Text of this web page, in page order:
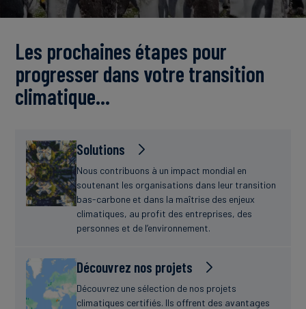
Les prochaines étapes pour
progresser dans votre transition
climatique…
Solutions
Nous contribuons à un impact mondial en
soutenant les organisations dans leur transition
bas-carbone et dans la maîtrise des enjeux
climatiques, au profit des entreprises, des
personnes et de l’environnement.
Découvrez nos projets
Découvrez une sélection de nos projets
climatiques certifiés. Ils offrent des avantages